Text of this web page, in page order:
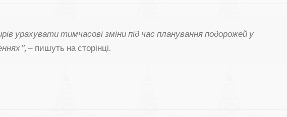
урахувати тимчасові зміни під час планування подорожей у
– пишуть на сторінці.